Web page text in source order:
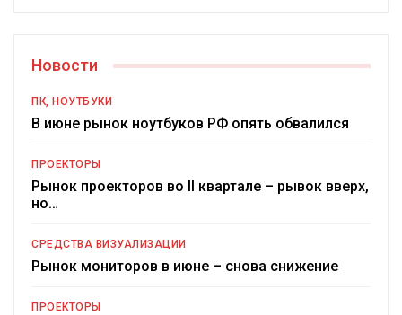
Новости
ПК, НОУТБУКИ
В июне рынок ноутбуков РФ опять обвалился
ПРОЕКТОРЫ
Рынок проекторов во II квартале – рывок вверх,
но…
СРЕДСТВА ВИЗУАЛИЗАЦИИ
Рынок мониторов в июне – снова снижение
ПРОЕКТОРЫ